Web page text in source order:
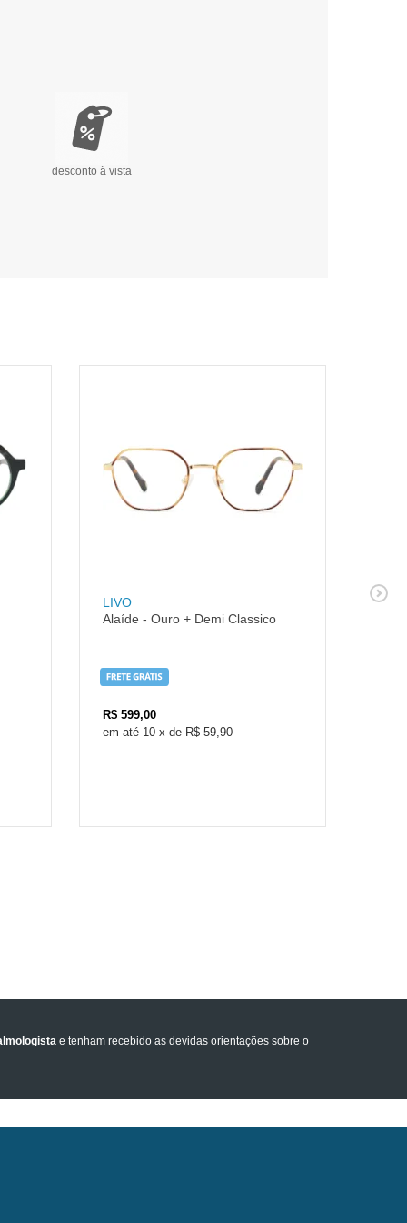
desconto à vista
LIVO
Alaíde - Ouro + Demi Classico
R$ 599,00
10 x de R$ 59,90
LIVO
e tenham recebido as devidas orientações sobre o